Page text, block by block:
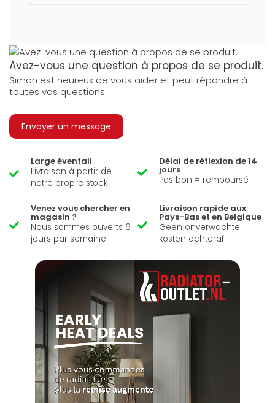
Avez-vous une question à propos de se produit.
Simon est heureux de vous aider et peut répondre à
toutes vos questions.
Envoyer un message
Large éventail
Livraison à partir de
notre propre stock
Délai de réflexion de 14
jours
Pas bon = remboursé
Venez vous chercher en
magasin ?
Nous sommes ouverts 6
jours par semaine.
Livraison rapide aux
Pays-Bas et en Belgique
Geen onverwachte
kosten achteraf